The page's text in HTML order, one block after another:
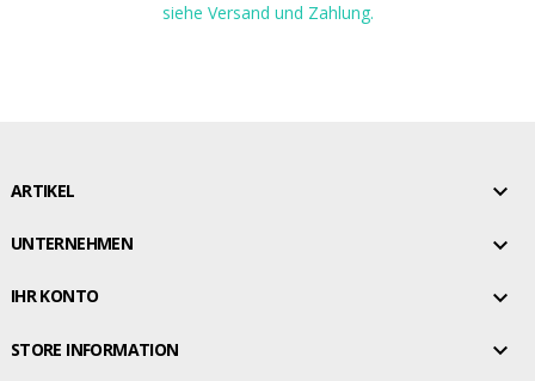
siehe Versand und Zahlung.
ARTIKEL 
UNTERNEHMEN 
IHR KONTO 
STORE INFORMATION 